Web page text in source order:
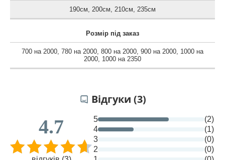
190см 200см 210см 235см
Розмір під заказ
700 на 2000 780 на 2000 800 на 2000 900 на 2000 1000 на
2000 1000 на 2350
Відгуки (3)
4.7 5
(2)
4
(1)
3
(0)
2
(0)